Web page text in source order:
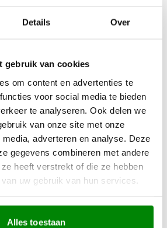
Details Over
gebruik van cookies
om content en advertenties te
voor social media te bieden
te analyseren. Ook delen we
van onze site met onze
adverteren en analyse. Deze
gegevens combineren met andere
heeft verstrekt of die ze hebben
uw gebruik van hun services.
Alles toestaan
prijs
Aanbieding
Snel
(29)
Make-upspiegel Joyce |
Zakformaat
Bedrukken vanaf 90 stuks
Levering vanaf12 augustus